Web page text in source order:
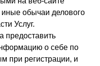
иные обычаи делового
Услуг.
предоставить
о себе по
при регистрации, и